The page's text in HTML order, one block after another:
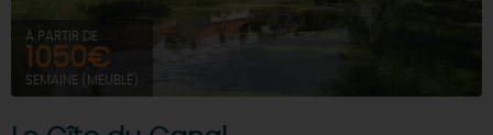
À PARTIR DE
1050€
SEMAINE (MEUBLÉ)